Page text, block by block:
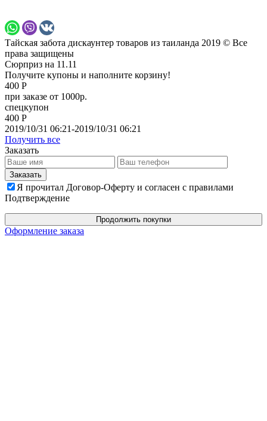
Тайская забота дискаунтер товаров из таиланда 2019 © Все
права защищены
Сюрприз на 11.11
Получите купоны и наполните корзину!
400 Р
при заказе от 1000р.
спецкупон
400 Р
2019/10/31 06:21-2019/10/31 06:21
Получить все
Заказать
Я прочитал Договор-Оферту и согласен с правилами
Подтверждение
Продолжить покупки
Оформление заказа